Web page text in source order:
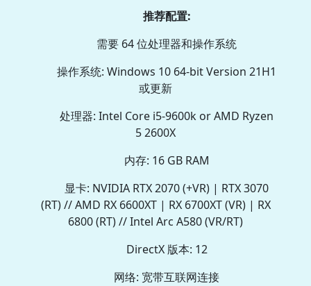
推荐配置:
需要 64 位处理器和操作系统
操作系统: Windows 10 64-bit Version 21H1
或更新
处理器: Intel Core i5-9600k or AMD Ryzen
5 2600X
内存: 16 GB RAM
显卡: NVIDIA RTX 2070 (+VR) | RTX 3070
(RT) // AMD RX 6600XT | RX 6700XT (VR) | RX
6800 (RT) // Intel Arc A580 (VR/RT)
DirectX 版本: 12
网络: 宽带互联网连接